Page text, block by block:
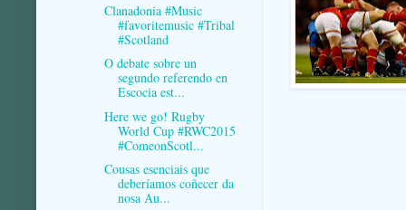
Clanadonia #Music
#favoritemusic #Tribal
#Scotland
O debate sobre un
segundo referendo en
Escocia est...
Here we go! Rugby
World Cup #RWC2015
#ComeonScotl...
Cousas esenciais que
deberíamos coñecer da
nosa Au...